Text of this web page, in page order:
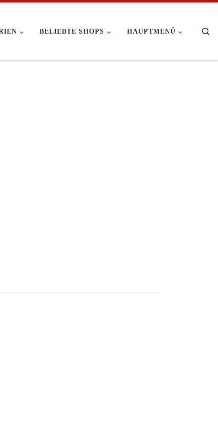
BELIEBTE SHOPS HAUPTMENÜ